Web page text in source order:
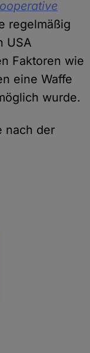
regelmäßig
USA
Faktoren wie
eine Waffe
wurde.
nach der